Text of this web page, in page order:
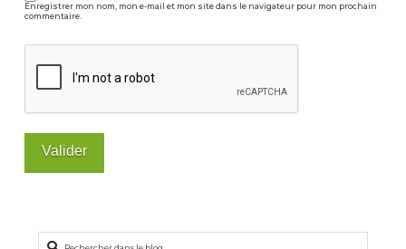
Enregistrer mon nom, mon e-mail et mon site dans le navigateur pour mon prochain
commentaire.
Rechercher